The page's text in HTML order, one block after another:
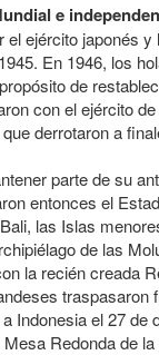
e
el ejército japonés y
En 1946, los
de
con el ejército
derrotaron a
parte de su
entonces el
las Islas
de las
la recién creada
traspasaron
Indonesia el 27 de
Redonda de